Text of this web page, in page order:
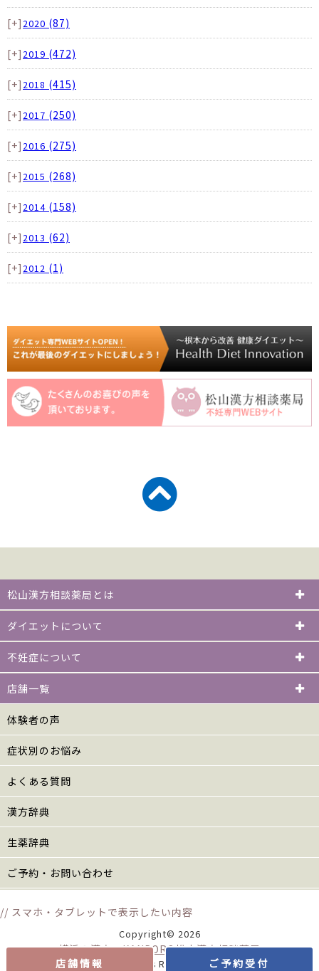
[+] 2020 (87)
[+] 2019 (472)
[+] 2018 (415)
[+] 2017 (250)
[+] 2016 (275)
[+] 2015 (268)
[+] 2014 (158)
[+] 2013 (62)
[+] 2012 (1)
松山漢方相談薬局とは
ダイエットについて
不妊症について
店舗一覧
体験者の声
症状別のお悩み
よくある質問
漢方辞典
生薬辞典
ご予約・お問い合わせ
// スマホ・タブレットで表示したい内容
店舗情報 ご予約受付
Copyright© 2026
横浜の漢方 KANPORO松山漢方相談薬局
All Rights Reserved.